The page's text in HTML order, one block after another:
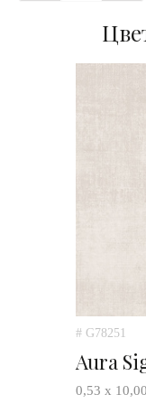
# G78251
Aura
0,53 х